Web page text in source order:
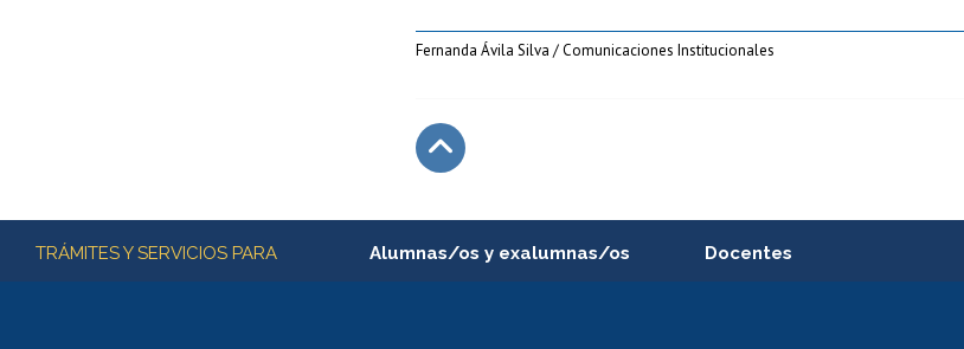
Fernanda Ávila Silva / Comunicaciones Institucionales
Más información
TRÁMITES Y SERVICIOS PARA Alumnas/os y exalumnas/os Docentes